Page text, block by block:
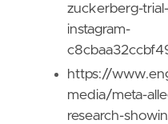
zuckerberg-
instagram-
https://
media/meta-
research-